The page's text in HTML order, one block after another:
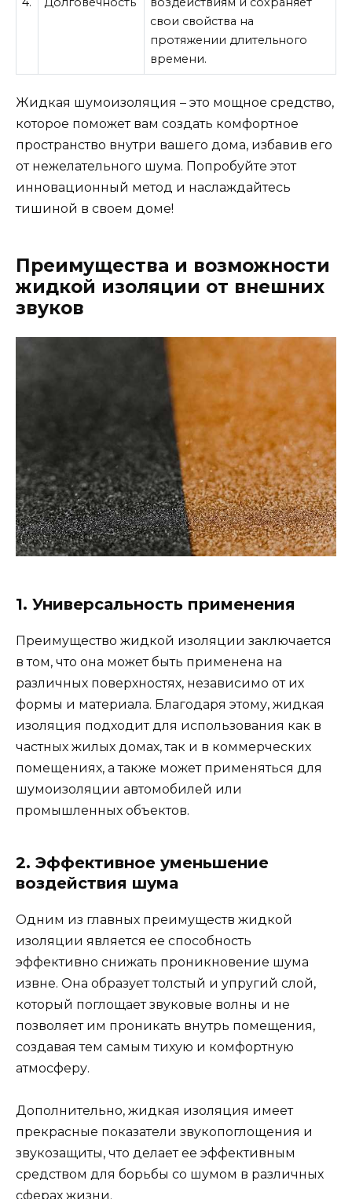
свои свойства на
протяжении длительного
времени.
Жидкая шумоизоляция – это мощное средство,
которое поможет вам создать комфортное
пространство внутри вашего дома, избавив его
от нежелательного шума. Попробуйте этот
инновационный метод и наслаждайтесь
тишиной в своем доме!
Преимущества и возможности
жидкой изоляции от внешних
звуков
1. Универсальность применения
Преимущество жидкой изоляции заключается
в том, что она может быть применена на
различных поверхностях, независимо от их
формы и материала. Благодаря этому, жидкая
изоляция подходит для использования как в
частных жилых домах, так и в коммерческих
помещениях, а также может применяться для
шумоизоляции автомобилей или
промышленных объектов.
2. Эффективное уменьшение
воздействия шума
Одним из главных преимуществ жидкой
изоляции является ее способность
эффективно снижать проникновение шума
извне. Она образует толстый и упругий слой,
который поглощает звуковые волны и не
позволяет им проникать внутрь помещения,
создавая тем самым тихую и комфортную
атмосферу.
Дополнительно, жидкая изоляция имеет
прекрасные показатели звукопоглощения и
звукозащиты, что делает ее эффективным
средством для борьбы со шумом в различных
сферах жизни.